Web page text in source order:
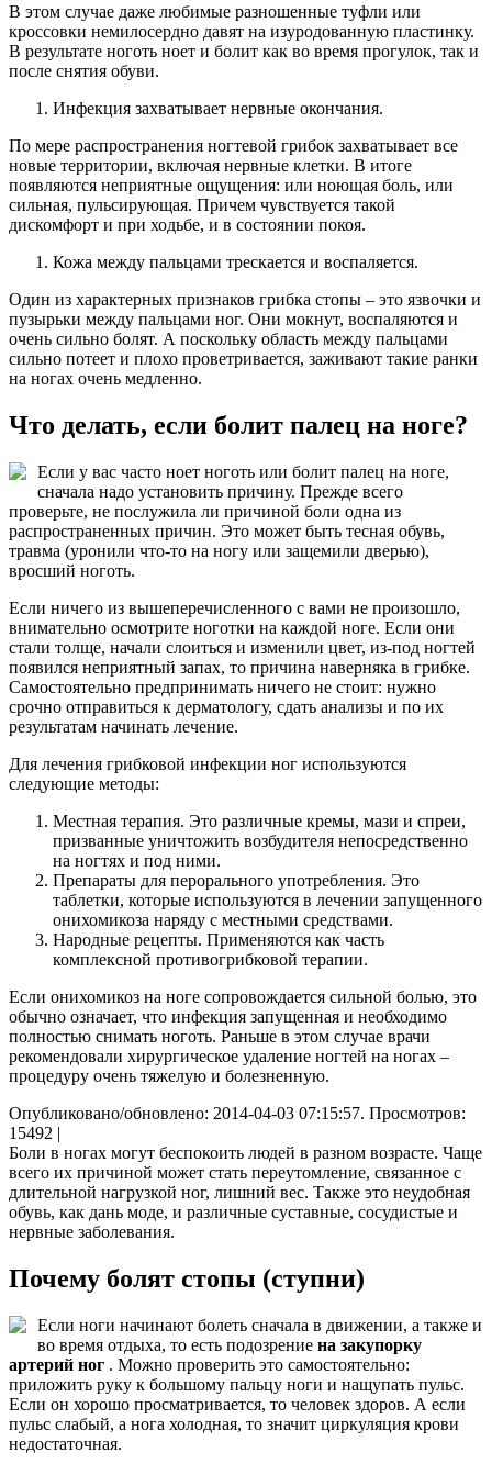
В этом случае даже любимые разношенные туфли или
кроссовки немилосердно давят на изуродованную пластинку.
В результате ноготь ноет и болит как во время прогулок, так и
после снятия обуви.
Инфекция захватывает нервные окончания.
По мере распространения ногтевой грибок захватывает все
новые территории, включая нервные клетки. В итоге
появляются неприятные ощущения: или ноющая боль, или
сильная, пульсирующая. Причем чувствуется такой
дискомфорт и при ходьбе, и в состоянии покоя.
Кожа между пальцами трескается и воспаляется.
Один из характерных признаков грибка стопы – это язвочки и
пузырьки между пальцами ног. Они мокнут, воспаляются и
очень сильно болят. А поскольку область между пальцами
сильно потеет и плохо проветривается, заживают такие ранки
на ногах очень медленно.
Что делать, если болит палец на ноге?
Если у вас часто ноет ноготь или болит палец на ноге,
сначала надо установить причину. Прежде всего
проверьте, не послужила ли причиной боли одна из
распространенных причин. Это может быть тесная обувь,
травма (уронили что-то на ногу или защемили дверью),
вросший ноготь.
Если ничего из вышеперечисленного с вами не произошло,
внимательно осмотрите ноготки на каждой ноге. Если они
стали толще, начали слоиться и изменили цвет, из-под ногтей
появился неприятный запах, то причина наверняка в грибке.
Самостоятельно предпринимать ничего не стоит: нужно
срочно отправиться к дерматологу, сдать анализы и по их
результатам начинать лечение.
Для лечения грибковой инфекции ног используются
следующие методы:
Местная терапия. Это различные кремы, мази и спреи,
призванные уничтожить возбудителя непосредственно
на ногтях и под ними.
Препараты для перорального употребления. Это
таблетки, которые используются в лечении запущенного
онихомикоза наряду с местными средствами.
Народные рецепты. Применяются как часть
комплексной противогрибковой терапии.
Если онихомикоз на ноге сопровождается сильной болью, это
обычно означает, что инфекция запущенная и необходимо
полностью снимать ноготь. Раньше в этом случае врачи
рекомендовали хирургическое удаление ногтей на ногах –
процедуру очень тяжелую и болезненную.
Опубликовано/обновлено: 2014-04-03 07:15:57. Просмотров:
15492 |
Боли в ногах могут беспокоить людей в разном возрасте. Чаще
всего их причиной может стать переутомление, связанное с
длительной нагрузкой ног, лишний вес. Также это неудобная
обувь, как дань моде, и различные суставные, сосудистые и
нервные заболевания.
Почему болят стопы (ступни)
Если ноги начинают болеть сначала в движении, а также и
во время отдыха, то есть подозрение на закупорку
артерий ног . Можно проверить это самостоятельно:
приложить руку к большому пальцу ноги и нащупать пульс.
Если он хорошо просматривается, то человек здоров. А если
пульс слабый, а нога холодная, то значит циркуляция крови
недостаточная.